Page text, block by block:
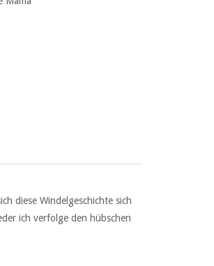
diese Windelgeschichte sich
ich verfolge den hübschen